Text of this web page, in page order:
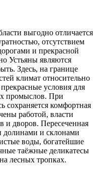
выгодно отличается
отсутствием
и прекрасной
Устьяны являются
Здесь, на границе
климат относительно
условия для
промыслов. При
сохраняется комфортная
работой, власти
и дворов. Пересеченная
и склонами
воды, богатейшие
таёжные деликатесы
лесных тропках.